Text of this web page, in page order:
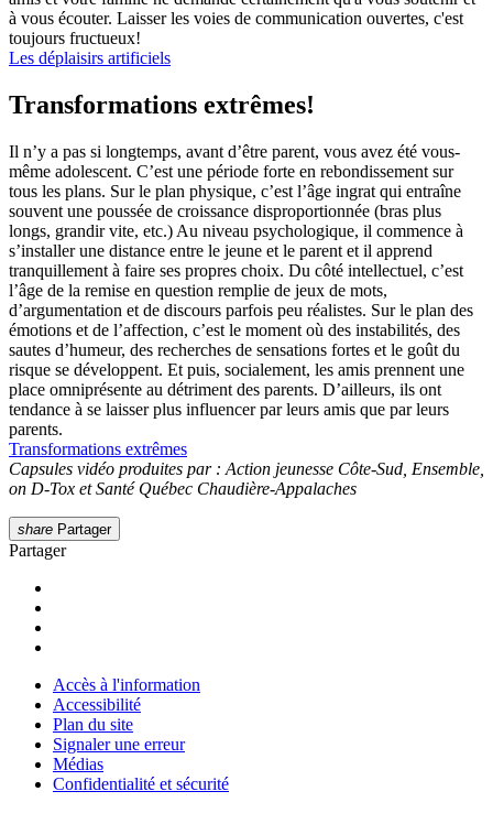
à vous écouter. Laisser les voies de communication ouvertes, c'est
toujours fructueux!
Les déplaisirs artificiels
Transformations extrêmes!
Il n’y a pas si longtemps, avant d’être parent, vous avez été vous-
même adolescent. C’est une période forte en rebondissement sur
tous les plans. Sur le plan physique, c’est l’âge ingrat qui entraîne
souvent une poussée de croissance disproportionnée (bras plus
longs, grandir vite, etc.) Au niveau psychologique, il commence à
s’installer une distance entre le jeune et le parent et il apprend
tranquillement à faire ses propres choix. Du côté intellectuel, c’est
l’âge de la remise en question remplie de jeux de mots,
d’argumentation et de discours parfois peu réalistes. Sur le plan des
émotions et de l’affection, c’est le moment où des instabilités, des
sautes d’humeur, des recherches de sensations fortes et le goût du
risque se développent. Et puis, socialement, les amis prennent une
place omniprésente au détriment des parents. D’ailleurs, ils ont
tendance à se laisser plus influencer par leurs amis que par leurs
parents.
Transformations extrêmes
Capsules vidéo produites par : Action jeunesse Côte-Sud, Ensemble,
on D-Tox et Santé Québec Chaudière-Appalaches
share Partager
Partager
Accès à l'information
Accessibilité
Plan du site
Signaler une erreur
Médias
Confidentialité et sécurité